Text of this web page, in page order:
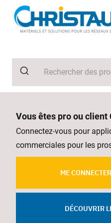
Vous êtes pro ou client
Connectez-vous pour
commerciales pour les
ME
DÉCOUVRIR